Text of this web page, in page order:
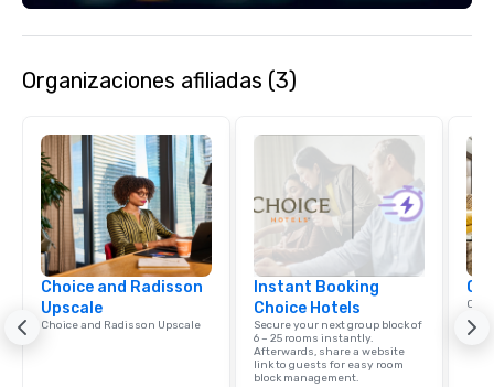
Organizaciones afiliadas (3)
Choice and Radisson
Upscale
Choice and Radisson Upscale
Instant Booking
Choice Hotels
Secure your next group block of
6 – 25 rooms instantly.
Afterwards, share a website
link to guests for easy room
block management.